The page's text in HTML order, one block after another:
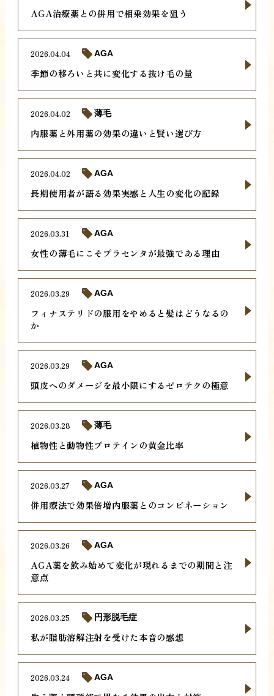
AGA治療薬との併用で相乗効果を狙う
季節の移ろいと共に変化する抜け毛の量
2026.04.04 AGA
内服薬と外用薬の効果の違いと賢い選び方
2026.04.02 薄毛
長期使用者が語る効果実感と人生の変化の記録
2026.04.02 AGA
女性の薄毛にこそプラセンタが最強である理由
2026.03.31 AGA
フィナステリドの服用をやめると髪はどうなるの
か
2026.03.29 AGA
頭皮へのダメージを最小限にするゼロテクの極意
2026.03.29 AGA
植物性と動物性プロテインの黄金比率
2026.03.28 薄毛
併用療法で効果倍増内服薬とのコンビネーション
2026.03.27 AGA
AGA薬を飲み始めて変化が現れるまでの期間と注
意点
2026.03.26 AGA
私が脂肪溶解注射を受けた本音の感想
2026.03.25 円形脱毛症
2026.03.24 AGA